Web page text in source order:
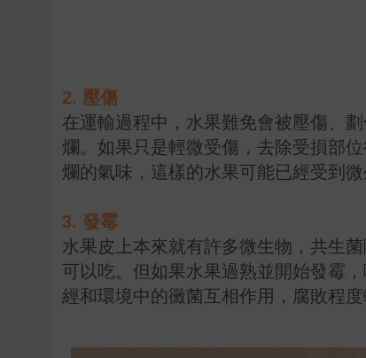
2. 壓傷
在運輸過程中，水果難免會被壓傷、
爛。如果只是輕微受傷，去除受損部
爛的氣味，這樣的水果可能已經受到微
3. 發霉
水果皮上本來就有許多微生物，共生
可以吃。但如果水果過熟並開始發霉
經和環境中的黴菌互相作用，腐敗程度